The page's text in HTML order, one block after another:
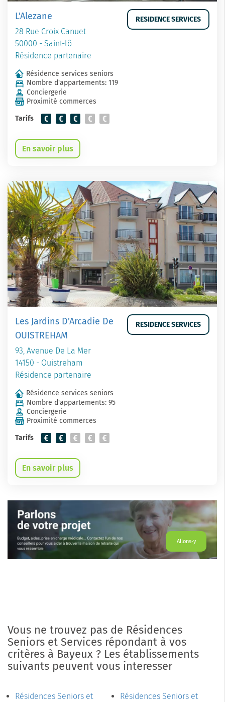
L'Alezane
28 Rue Croix Canuet
50000 - Saint-lô
Résidence partenaire
RESIDENCE SERVICES
Résidence services seniors
Nombre d'appartements: 119
Conciergerie
Proximité commerces
Tarifs
En savoir plus
Les Jardins D'Arcadie De
OUISTREHAM
93, Avenue De La Mer
14150 - Ouistreham
Résidence partenaire
RESIDENCE SERVICES
Résidence services seniors
Nombre d'appartements: 95
Conciergerie
Proximité commerces
Tarifs
En savoir plus
Allons-y
Vous ne trouvez pas de Résidences
Seniors et Services répondant à vos
critères à Bayeux ? Les établissements
suivants peuvent vous interesser
Résidences Seniors et
Résidences Seniors et